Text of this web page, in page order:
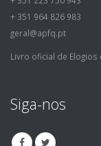
+ 351 964 826 983
geral@apfq.pt
Livro oficial de Elogios
Siga-nos